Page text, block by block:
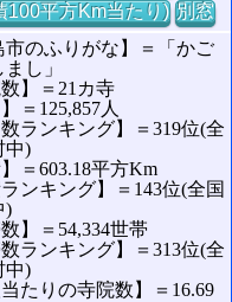
100平方Km当たり) 別窓
市のふりがな】＝「かご
し」
】＝21カ寺
＝125,857人
ランキング】＝319位(全
中)
＝603.18平方Km
ンキング】＝143位(全国
)
】＝54,334世帯
ランキング】＝313位(全
中)
たりの寺院数】＝16.69